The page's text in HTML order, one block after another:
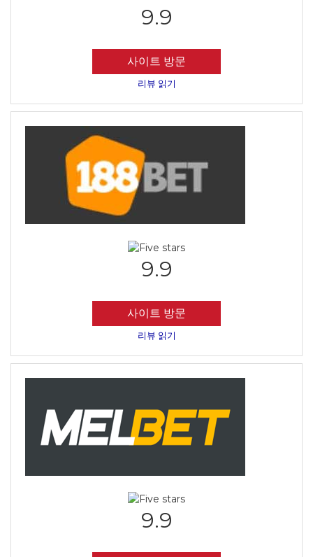
9.9
사이트 방문
리뷰 읽기
9.9
사이트 방문
리뷰 읽기
9.9